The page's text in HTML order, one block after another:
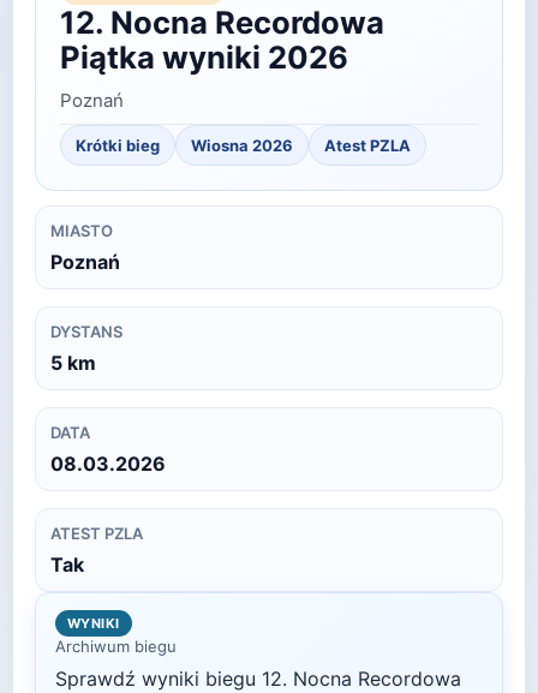
12. Nocna Recordowa
Piątka wyniki 2026
Poznań
Krótki bieg Wiosna 2026 Atest PZLA
MIASTO
Poznań
DYSTANS
5 km
DATA
08.03.2026
ATEST PZLA
Tak
WYNIKI
Archiwum biegu
Sprawdź wyniki biegu 12. Nocna Recordowa